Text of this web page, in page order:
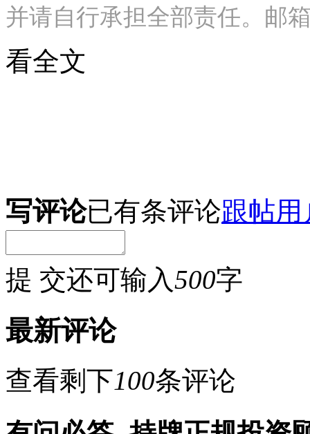
并请自行承担全部责任。邮箱
提 交还可输入 500字
最新评论
查看剩下100
有问必答- 持牌正规投资